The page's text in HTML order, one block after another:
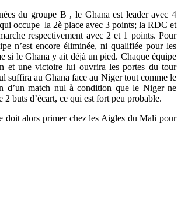
du groupe B , le Ghana est leader avec 4
occupe la 2è place avec 3 points; la RDC et
respectivement avec 2 et 1 points. Pour
n’est encore éliminée, ni qualifiée pour les
si le Ghana y ait déjà un pied. Chaque équipe
et une victoire lui ouvrira les portes du tour
suffira au Ghana face au Niger tout comme le
d’un match nul à condition que le Niger ne
2 buts d’écart, ce qui est fort peu probable.
doit alors primer chez les Aigles du Mali pour